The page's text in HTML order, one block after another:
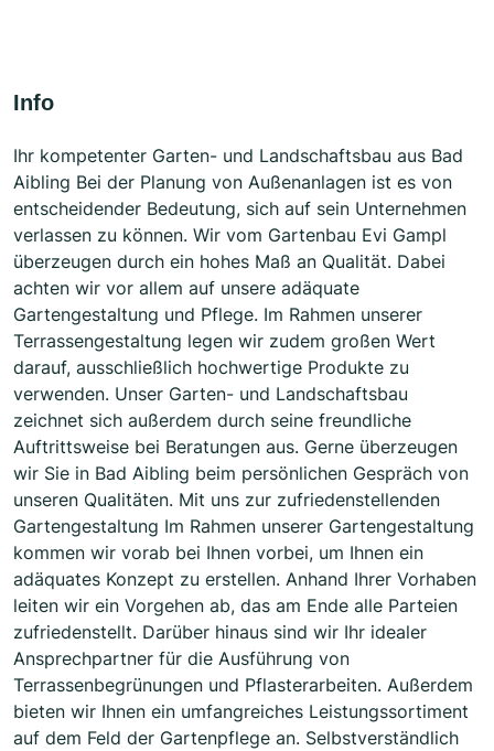
Info
Ihr kompetenter Garten- und Landschaftsbau aus Bad
Aibling Bei der Planung von Außenanlagen ist es von
entscheidender Bedeutung, sich auf sein Unternehmen
verlassen zu können. Wir vom Gartenbau Evi Gampl
überzeugen durch ein hohes Maß an Qualität. Dabei
achten wir vor allem auf unsere adäquate
Gartengestaltung und Pflege. Im Rahmen unserer
Terrassengestaltung legen wir zudem großen Wert
darauf, ausschließlich hochwertige Produkte zu
verwenden. Unser Garten- und Landschaftsbau
zeichnet sich außerdem durch seine freundliche
Auftrittsweise bei Beratungen aus. Gerne überzeugen
wir Sie in Bad Aibling beim persönlichen Gespräch von
unseren Qualitäten. Mit uns zur zufriedenstellenden
Gartengestaltung Im Rahmen unserer Gartengestaltung
kommen wir vorab bei Ihnen vorbei, um Ihnen ein
adäquates Konzept zu erstellen. Anhand Ihrer Vorhaben
leiten wir ein Vorgehen ab, das am Ende alle Parteien
zufriedenstellt. Darüber hinaus sind wir Ihr idealer
Ansprechpartner für die Ausführung von
Terrassenbegrünungen und Pflasterarbeiten. Außerdem
bieten wir Ihnen ein umfangreiches Leistungssortiment
auf dem Feld der Gartenpflege an. Selbstverständlich